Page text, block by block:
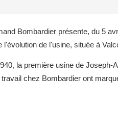
Bombardier présente, du 5
l'évolution de l'usine, située à
la première usine de
chez Bombardier ont